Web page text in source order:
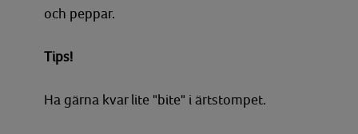
och peppar.
Tips!
Ha gärna kvar lite "bite" i ärtstompet.